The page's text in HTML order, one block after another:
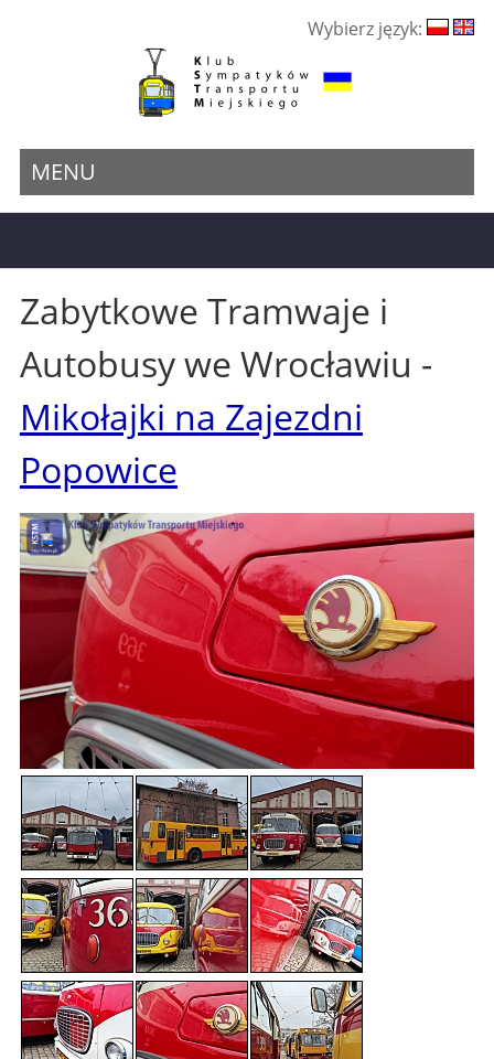
Wybierz język:
MENU
Zabytkowe Tramwaje i
Autobusy we Wrocławiu -
Mikołajki na Zajezdni
Popowice